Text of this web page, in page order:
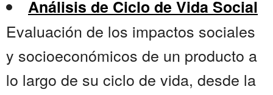
Análisis de Ciclo de Vida Social
Evaluación de los impactos sociales
y socioeconómicos de un producto a
lo largo de su ciclo de vida, desde la